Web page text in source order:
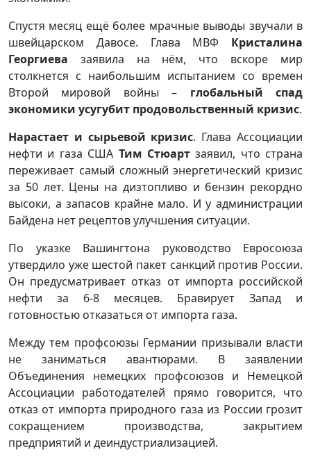
Спустя месяц ещё более мрачные выводы звучали в
швейцарском Давосе. Глава МВФ Кристалина
Георгиева заявила на нём, что вскоре мир
столкнется с наибольшим испытанием со времен
Второй мировой войны – глобальный спад
экономики усугубит продовольственный кризис.
Нарастает и сырьевой кризис. Глава Ассоциации
нефти и газа США Тим Стюартзаявил, что страна
переживает самый сложный энергетический кризис
за 50 лет. Цены на дизтопливо и бензин рекордно
высоки, а запасов крайне мало. И у администрации
Байдена нет рецептов улучшения ситуации.
По указке Вашингтона руководство Евросоюза
утвердило уже шестой пакет санкций против России.
Он предусматривает отказ от импорта российской
нефти за 6-8 месяцев. Бравирует Запад и
готовностью отказаться от импорта газа.
Между тем профсоюзы Германии призывали власти
не заниматься авантюрами. В заявлении
Объединения немецких профсоюзов и Немецкой
Ассоциации работодателей прямо говорится, что
отказ от импорта природного газа из России грозит
сокращением производства, закрытием
предприятий и деиндустриализацией.